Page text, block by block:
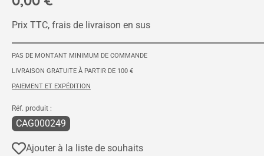
Prix TTC, frais de livraison en sus
PAS DE MONTANT MINIMUM DE COMMANDE
LIVRAISON GRATUITE À PARTIR DE 100 €
PAIEMENT ET EXPÉDITION
Réf. produit :
CAG000249
Ajouter à la liste de souhaits